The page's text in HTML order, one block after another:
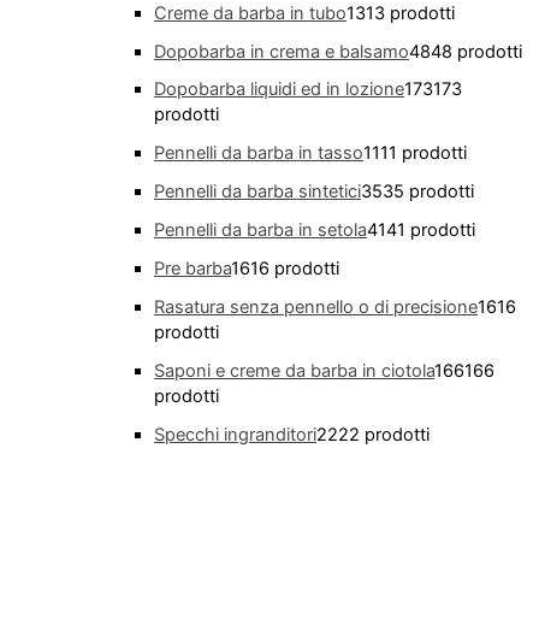
Creme da barba in tubo1313 prodotti
Dopobarba in crema e balsamo4848 prodotti
Dopobarba liquidi ed in lozione173173
prodotti
Pennelli da barba in tasso1111 prodotti
Pennelli da barba sintetici3535 prodotti
Pennelli da barba in setola4141 prodotti
Pre barba1616 prodotti
Rasatura senza pennello o di precisione1616
prodotti
Saponi e creme da barba in ciotola166166
prodotti
Specchi ingranditori2222 prodotti